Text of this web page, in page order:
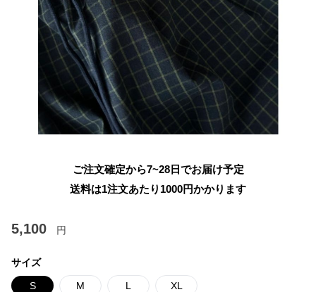
ご注文確定から7~28日でお届け予定
送料は1注文あたり 1000円かかります
5,100 円
サイズ
S M L XL